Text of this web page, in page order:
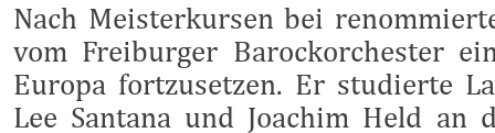
Nach Meisterkursen bei
vom Freiburger Barockorchester
Europa fortzusetzen. Er studierte
Lee Santana und Joachim Held an